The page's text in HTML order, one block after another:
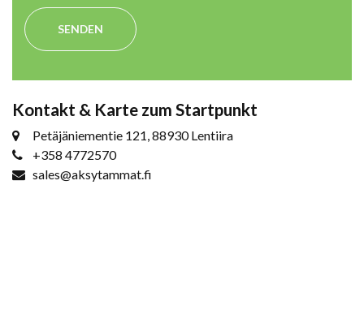
SENDEN
Kontakt & Karte zum Startpunkt
Petäjäniementie 121, 88930 Lentiira
+358 4772570
sales@aksytammat.fi